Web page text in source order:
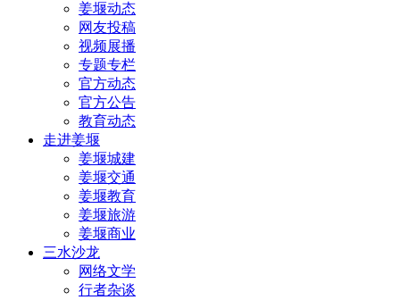
姜堰动态
网友投稿
视频展播
专题专栏
官方动态
官方公告
教育动态
走进姜堰
姜堰城建
姜堰交通
姜堰教育
姜堰旅游
姜堰商业
三水沙龙
网络文学
行者杂谈